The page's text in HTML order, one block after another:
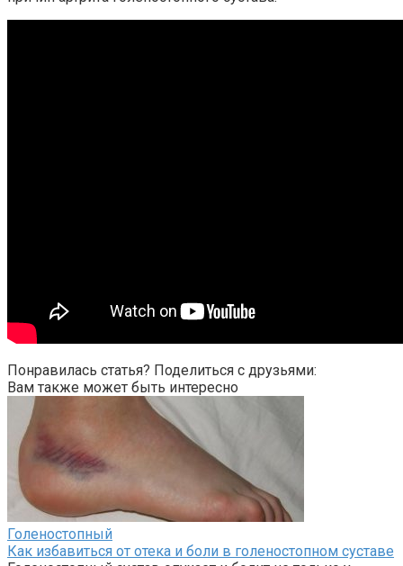
Понравилась статья? Поделиться с друзьями:
Вам также может быть интересно
Голеностопный
Как избавиться от отека и боли в голеностопном суставе